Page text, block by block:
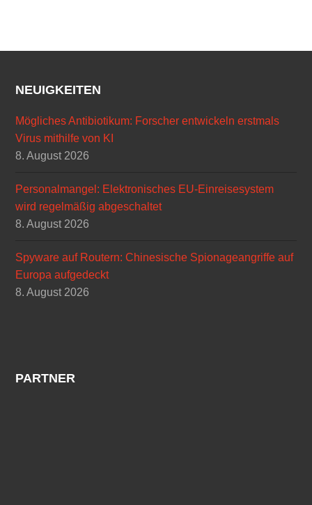
NEUIGKEITEN
Mögliches Antibiotikum: Forscher entwickeln erstmals
Virus mithilfe von KI
8. August 2026
Personalmangel: Elektronisches EU-Einreisesystem
wird regelmäßig abgeschaltet
8. August 2026
Spyware auf Routern: Chinesische Spionageangriffe auf
Europa aufgedeckt
8. August 2026
PARTNER